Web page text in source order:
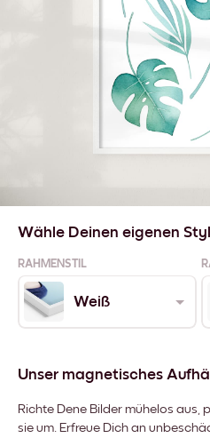
Wähle Deinen eigenen
RAHMENSTIL
Weiß
Unser magnetisches
Richte Dene Bilder mühelos aus,
sie um. Erfreue Dich an